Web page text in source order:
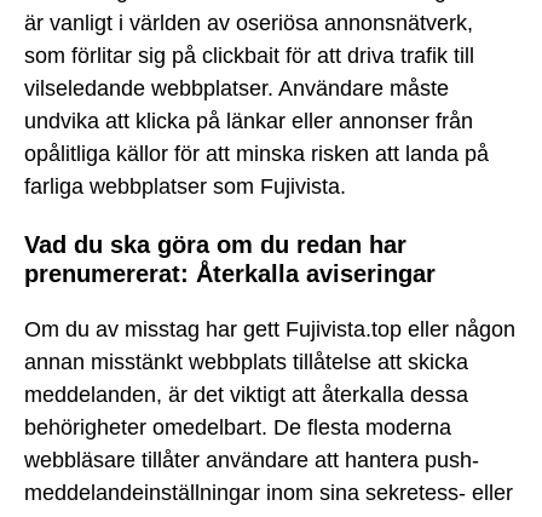
är vanligt i världen av oseriösa annonsnätverk,
som förlitar sig på clickbait för att driva trafik till
vilseledande webbplatser. Användare måste
undvika att klicka på länkar eller annonser från
opålitliga källor för att minska risken att landa på
farliga webbplatser som Fujivista.
Vad du ska göra om du redan har
prenumererat: Återkalla aviseringar
Om du av misstag har gett Fujivista.top eller någon
annan misstänkt webbplats tillåtelse att skicka
meddelanden, är det viktigt att återkalla dessa
behörigheter omedelbart. De flesta moderna
webbläsare tillåter användare att hantera push-
meddelandeinställningar inom sina sekretess- eller